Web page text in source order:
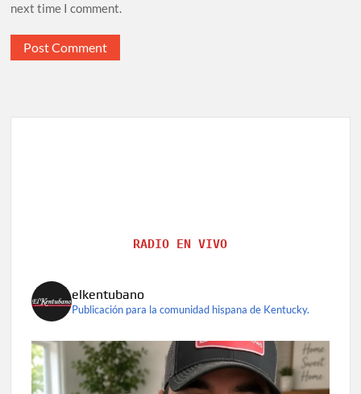
next time I comment.
RADIO EN VIVO
elkentubano
Publicación para la comunidad hispana de Kentucky.